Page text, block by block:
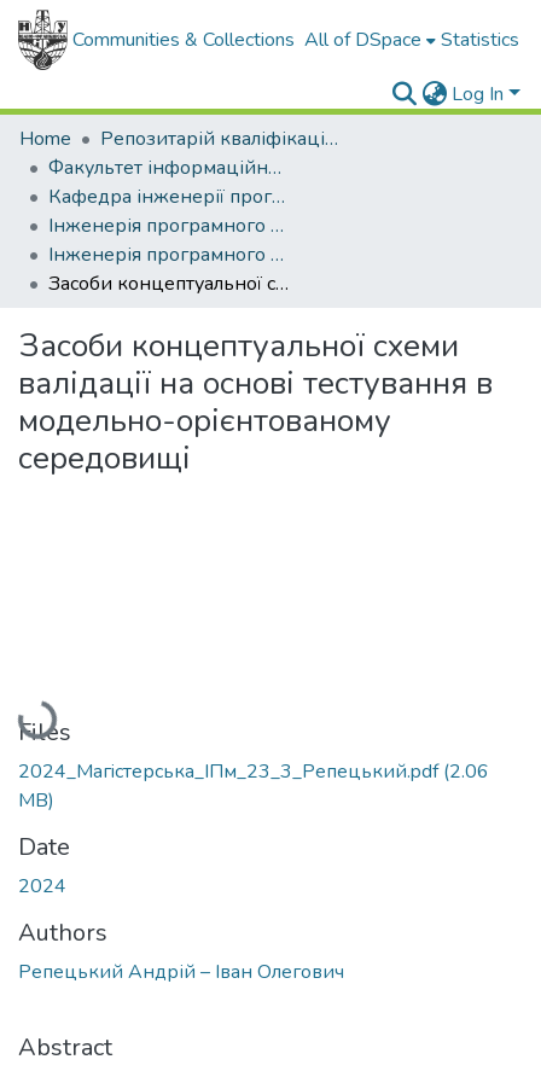
Communities & Collections All of DSpace Statistics
Log In
Home
Репозитарій кваліфікаційних робіт здобувачів вищої освіти
Факультет інформаційних технологій
Кафедра інженерії програмного забезпечення
Інженерія програмного забезпечення (рівень магістр)
Інженерія програмного забезпечення, магістр, 2024
Засоби концептуальної схеми валідації на основі тестування в модельно-орієнтованому середовищі
Засоби концептуальної схеми
валідації на основі тестування в
модельно-орієнтованому
середовищі
Loading...
Files
2024_Магiстерська_IПм_23_3_Репецький.pdf(2.06
MB)
Date
2024
Authors
Репецький Андрій – Іван Олегович
Abstract